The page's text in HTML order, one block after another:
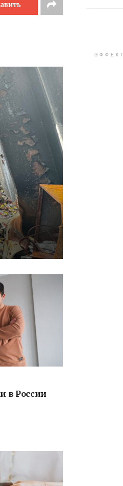
в России